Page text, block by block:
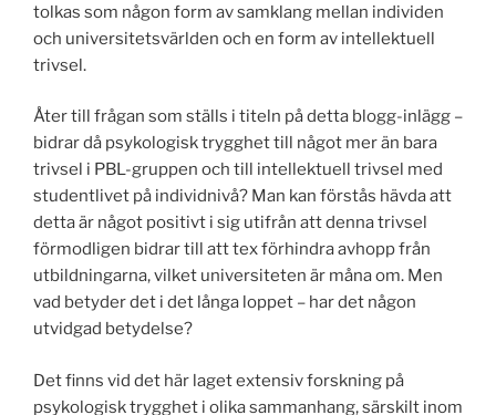
tolkas som någon form av samklang mellan individen
och universitetsvärlden och en form av intellektuell
trivsel.
Åter till frågan som ställs i titeln på detta blogg-inlägg –
bidrar då psykologisk trygghet till något mer än bara
trivsel i PBL-gruppen och till intellektuell trivsel med
studentlivet på individnivå? Man kan förstås hävda att
detta är något positivt i sig utifrån att denna trivsel
förmodligen bidrar till att tex förhindra avhopp från
utbildningarna, vilket universiteten är måna om. Men
vad betyder det i det långa loppet – har det någon
utvidgad betydelse?
Det finns vid det här laget extensiv forskning på
psykologisk trygghet i olika sammanhang, särskilt inom